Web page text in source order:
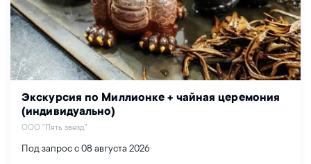
Экскурсия по Миллионке + чайная церемония
(индивидуально)
ООО "Пять звезд"
Под запрос с 08 августа 2026